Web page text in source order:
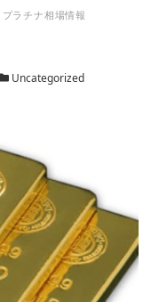
ラチナ相場情報
テゴリー
Uncategorized